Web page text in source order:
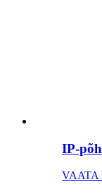
IP-
VAATA